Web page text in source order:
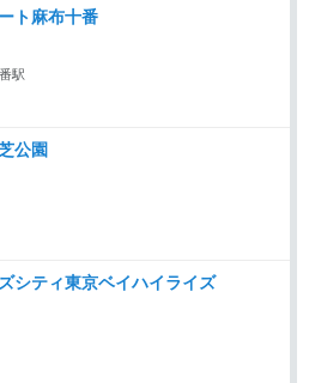
ト麻布十番
駅
公園
シティ東京ベイハイライズ